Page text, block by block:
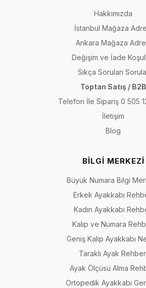
Hakkımızda
İstanbul Mağaza
Ankara Mağaza
Değişim ve İade
Sıkça Sorulan
Toptan Satış / B2B
Telefon İle Sipariş 0 505
İletişim
Blog
BİLGİ MERKEZİ
Büyük Numara Bilgi
Erkek Ayakkabı
Kadın Ayakkabı
Kalıp ve Numara
Geniş Kalıp Ayakkabı
Taraklı Ayak
Ayak Ölçüsü Alma
Ortopedik Ayakkabı